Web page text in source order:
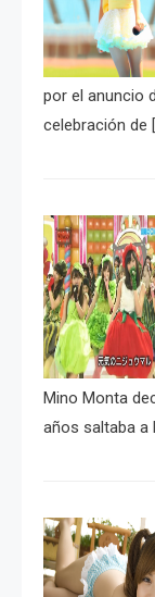
por el anuncio
celebración de
Mino Monta
años saltaba a